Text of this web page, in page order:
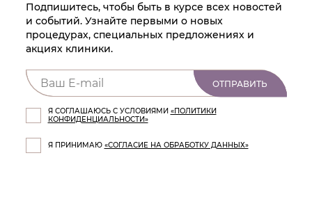
Подпишитесь, чтобы быть в курсе всех новостей
и событий. Узнайте первыми о новых
процедурах, специальных предложениях и
акциях клиники.
ОТПРАВИТЬ
Я СОГЛАШАЮСЬ С УСЛОВИЯМИ «ПОЛИТИКИ
КОНФИДЕНЦИАЛЬНОСТИ»
Я ПРИНИМАЮ «СОГЛАСИЕ НА ОБРАБОТКУ ДАННЫХ»